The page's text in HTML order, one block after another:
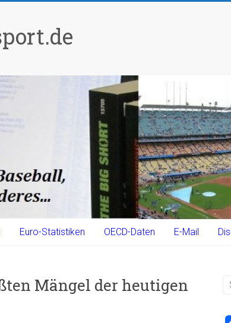
Euro-Statistiken OECD-Daten E-Mail
Mängel der heutigen